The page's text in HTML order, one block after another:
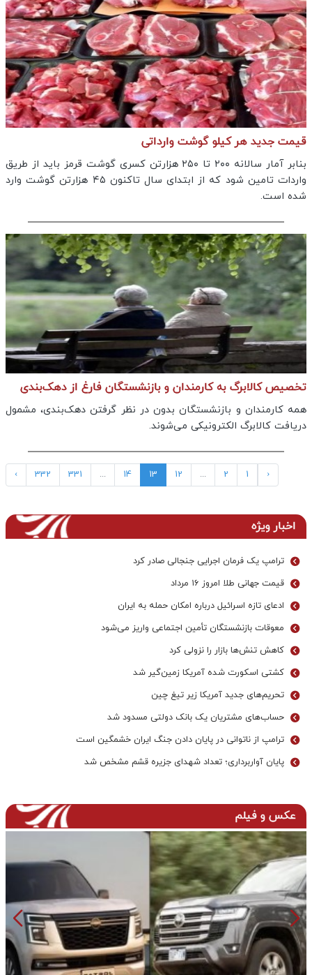
قیمت جدید هر کیلو گوشت وارداتی
بنابر آمار سالانه ۲۰۰ تا ۲۵۰ هزارتن کسری گوشت قرمز باید از طریق
واردات تامین شود که از ابتدای سال تاکنون ۴۵ هزارتن گوشت وارد
شده است.
تخصیص کالابرگ به کارمندان و بازنشستگان فارغ از دهک‌بندی
همه کارمندان و بازنشستگان بدون در نظر گرفتن دهک‌بندی، مشمول
دریافت کالابرگ الکترونیکی می‌شوند.
‹
1
2
...
12
13
14
...
331
332
›
اخبار ویژه
ترامپ یک فرمان اجرایی جنجالی صادر کرد
قیمت جهانی طلا امروز ۱۶ مرداد
ادعای تازه اسرائیل درباره امکان حمله به ایران
معوقات بازنشستگان تأمین اجتماعی واریز می‌شود
کاهش تنش‌ها بازار را نزولی کرد
کشتی اسکورت شده آمریکا زمین‌گیر شد
تحریم‌های جدید آمریکا زیر تیغ چین
حساب‌های مشتریان یک بانک‌ دولتی مسدود شد
ترامپ از ناتوانی در پایان دادن جنگ ایران خشمگین است
پایان آواربرداری؛ تعداد شهدای جزیره قشم مشخص شد
عکس و فیلم